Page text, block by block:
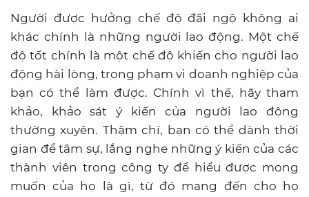
Người được hưởng chế độ đãi ngộ không ai
khác chính là những người lao động. Một chế
độ tốt chính là một chế độ khiến cho người lao
động hài lòng, trong phạm vi doanh nghiệp của
bạn có thể làm được. Chính vì thế, hãy tham
khảo, khảo sát ý kiến của người lao động
thường xuyên. Thậm chí, bạn có thể dành thời
gian để tâm sự, lắng nghe những ý kiến của các
thành viên trong công ty để hiểu được mong
muốn của họ là gì, từ đó mang đến cho họ